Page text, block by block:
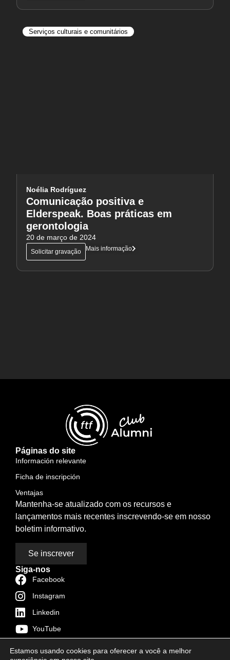
Serviços culturais e comunitários
Noélia Rodríguez
Comunicação positiva e
Elderspeak. Boas práticas em
gerontologia
20 de março de 2024
Solicitar gravação Mais informação
Páginas do site
Información relevante
Ficha de inscripción
Ventajas
Mantenha-se atualizado com os recursos e
lançamentos mais recentes inscrevendo-se em nosso
boletim informativo.
Se inscrever
Siga-nos
Facebook
Instagram
Linkedin
YouTube
Estamos usando cookies para oferecer a você a melhor